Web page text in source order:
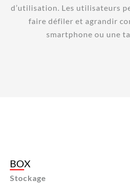
d’utilisation. Les utilisateurs
faire défiler et agrandir
smartphone ou une
BOX
Stockage